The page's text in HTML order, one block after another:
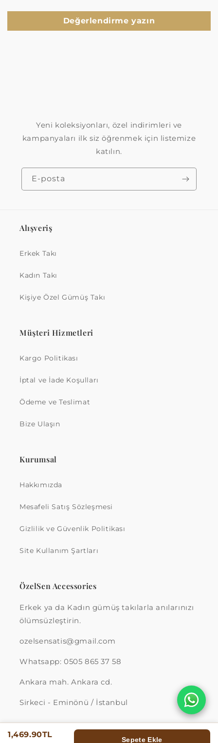
1,469.90TL
Sepete Ekle
Değerlendirme yazın
Yeni koleksiyonları, özel indirimleri ve
kampanyaları ilk siz öğrenmek için listemize
katılın.
E-posta
Alışveriş
Erkek Takı
Kadın Takı
Kişiye Özel Gümüş Takı
Müşteri Hizmetleri
Kargo Politikası
İptal ve İade Koşulları
Ödeme ve Teslimat
Bize Ulaşın
Kurumsal
Hakkımızda
Mesafeli Satış Sözleşmesi
Gizlilik ve Güvenlik Politikası
Site Kullanım Şartları
ÖzelSen Accessories
Erkek ya da Kadın gümüş takılarla anılarınızı
ölümsüzleştirin.
ozelsensatis@gmail.com
Whatsapp: 0505 865 37 58
Ankara mah. Ankara cd.
Sirkeci - Eminönü / İstanbul